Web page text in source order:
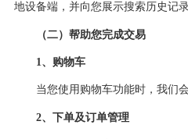
地设备端，并向您展示搜索历史记录
（二）帮助您完成交易
1、购物车
当您使用购物车功能时，我们
2、下单及订单管理